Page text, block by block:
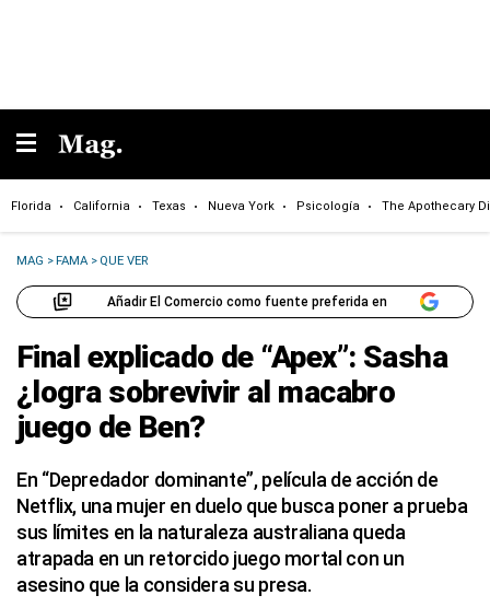
Florida California Texas Nueva York Psicología The Apothecary
MAG >FAMA > QUE VER
Añadir El Comercio como fuente preferida en
Final explicado de “Apex”: Sasha
¿logra sobrevivir al macabro
juego de Ben?
En “Depredador dominante”, película de acción de
Netflix, una mujer en duelo que busca poner a prueba
sus límites en la naturaleza australiana queda
atrapada en un retorcido juego mortal con un
asesino que la considera su presa.